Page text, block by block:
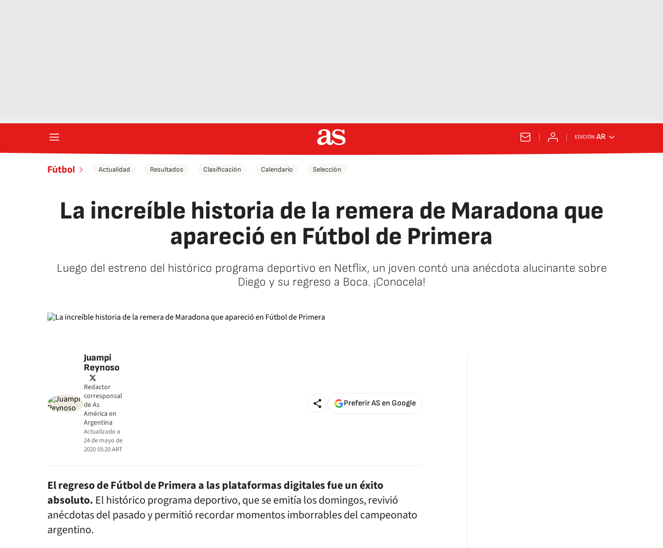
EDICIÓN AR
Fútbol Actualidad Resultados Clasificación Calendario Selección
La increíble historia de la remera de Maradona que
apareció en Fútbol de Primera
Luego del estreno del histórico programa deportivo en Netflix, un joven contó una anécdota alucinante sobre
Diego y su regreso a Boca. ¡Conocela!
Juampi
Reynoso
twitter
Redactor
corresponsal
de As
América en
Argentina
Actualizado a
24 de mayo de
2020 05:20ART
Preferir AS en Google
El regreso de Fútbol de Primera a las plataformas digitales fue un éxito
absoluto. El histórico programa deportivo, que se emitía los domingos, revivió
anécdotas del pasado y permitió recordar momentos imborrables del campeonato
argentino.